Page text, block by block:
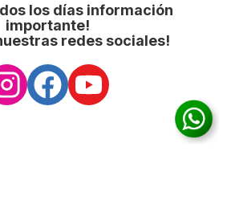
los días información
importante!
redes sociales!